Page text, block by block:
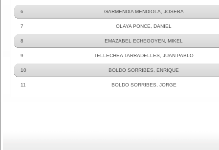
6 GARMENDIA MENDIOLA, JOSEBA
7 OLAYA PONCE, DANIEL
8 EMAZABEL ECHEGOYEN, MIKEL
9 TELLECHEA TARRADELLES, JUAN PABLO
10 BOLDO SORRIBES, ENRIQUE
11 BOLDO SORRIBES, JORGE